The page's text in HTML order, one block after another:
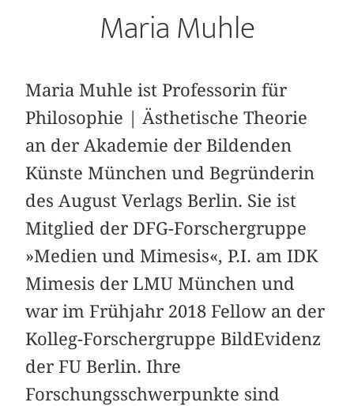
Maria Muhle
Maria Muhle ist Professorin für
Philosophie | Ästhetische Theorie
an der Akademie der Bildenden
Künste München und Begründerin
des August Verlags Berlin. Sie ist
Mitglied der DFG-Forschergruppe
»Medien und Mimesis«, P.I. am IDK
Mimesis der LMU München und
war im Frühjahr 2018 Fellow an der
Kolleg-Forschergruppe BildEvidenz
der FU Berlin. Ihre
Forschungsschwerpunkte sind